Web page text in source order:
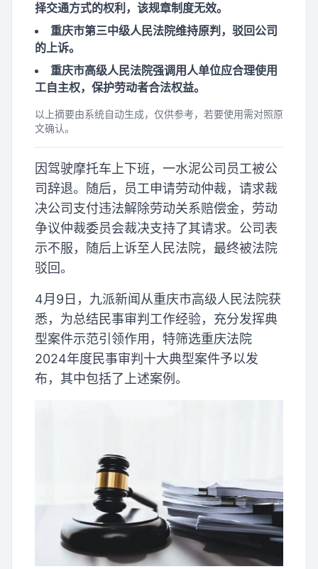
择交通方式的权利，该规章制度无效。
重庆市第三中级人民法院维持原判，驳回公司
的上诉。
重庆市高级人民法院强调用人单位应合理使用
工自主权，保护劳动者合法权益。
以上摘要由系统自动生成，仅供参考，若要使用需对照原
文确认。
因驾驶摩托车上下班，一水泥公司员工被公
司辞退。随后，员工申请劳动仲裁，请求裁
决公司支付违法解除劳动关系赔偿金，劳动
争议仲裁委员会裁决支持了其请求。公司表
示不服，随后上诉至人民法院，最终被法院
驳回。
4月9日，九派新闻从重庆市高级人民法院获
悉，为总结民事审判工作经验，充分发挥典
型案件示范引领作用，特筛选重庆法院
2024年度民事审判十大典型案件予以发
布，其中包括了上述案例。